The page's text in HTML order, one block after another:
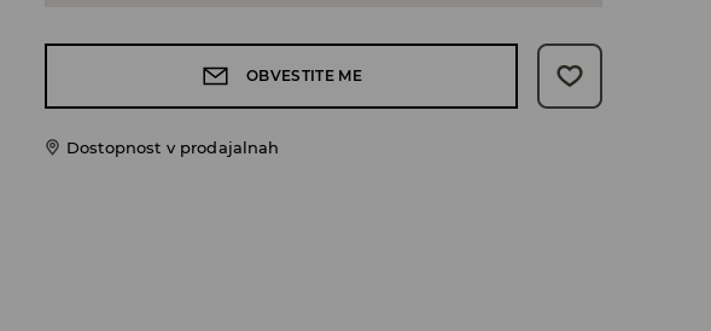
OBVESTITE ME
Dostopnost v prodajalnah